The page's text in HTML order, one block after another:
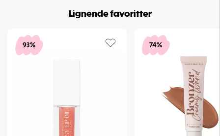
Lignende favoritter
93% 74%